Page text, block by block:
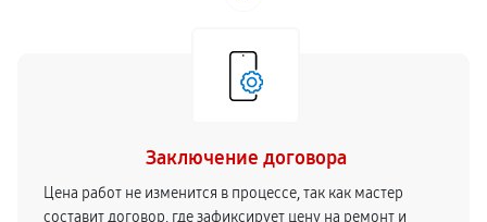
Заключение договора
Цена работ не изменится в процессе, так как мастер
составит договор, где зафиксирует цену на ремонт и